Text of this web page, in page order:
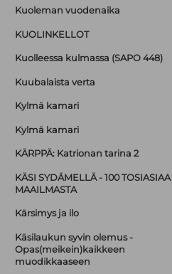
Kuoleman vuodenaika
KUOLINKELLOT
Kuolleessa kulmassa (SAPO 448)
Kuubalaista verta
Kylmä kamari
Kylmä kamari
KÄRPPÄ: Katrionan tarina 2
KÄSI SYDÄMELLÄ - 100 TOSIASIAA
MAAILMASTA
Kärsimys ja ilo
Käsilaukun syvin olemus -
Opas(meikein)kaikkeen
muodikkaaseen